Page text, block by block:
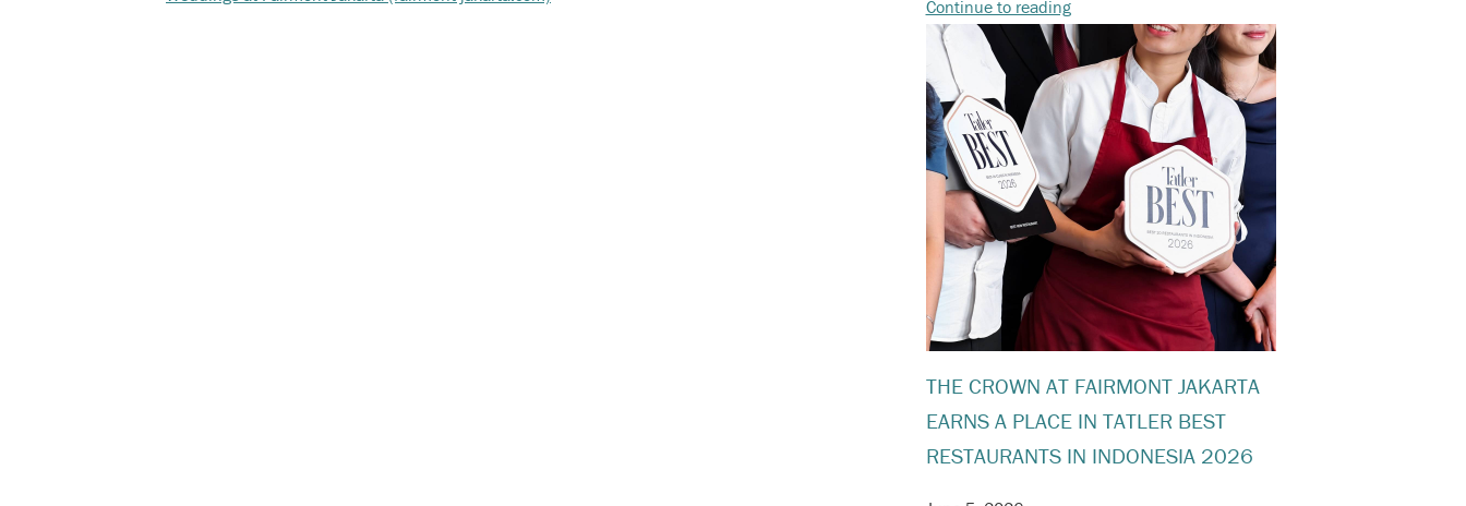
Continue to reading
THE CROWN AT FAIRMONT JAKARTA
EARNS A PLACE IN TATLER BEST
RESTAURANTS IN INDONESIA 2026